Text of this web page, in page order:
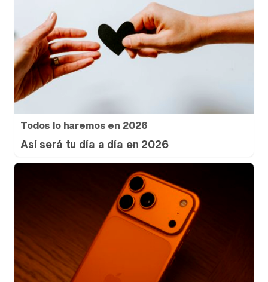
Todos lo haremos en 2026
Así será tu día a día en 2026